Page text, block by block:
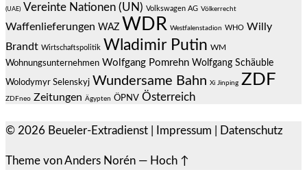
(UAE) Vereinte Nationen (UN) Volkswagen AG Völkerrecht
Waffenlieferungen WAZ WDR Westfalenstadion WHO Willy
Brandt Wirtschaftspolitik Wladimir Putin WM
Wohnungsunternehmen Wolfgang Pomrehn Wolfgang Schäuble
Wolodymyr Selenskyj Wundersame Bahn Xi Jinping ZDF
ZDFneo Zeitungen Ägypten ÖPNV Österreich
© 2026 Beueler-Extradienst Impressum Datenschutz
Theme vonAnders Norén — Hoch ↑